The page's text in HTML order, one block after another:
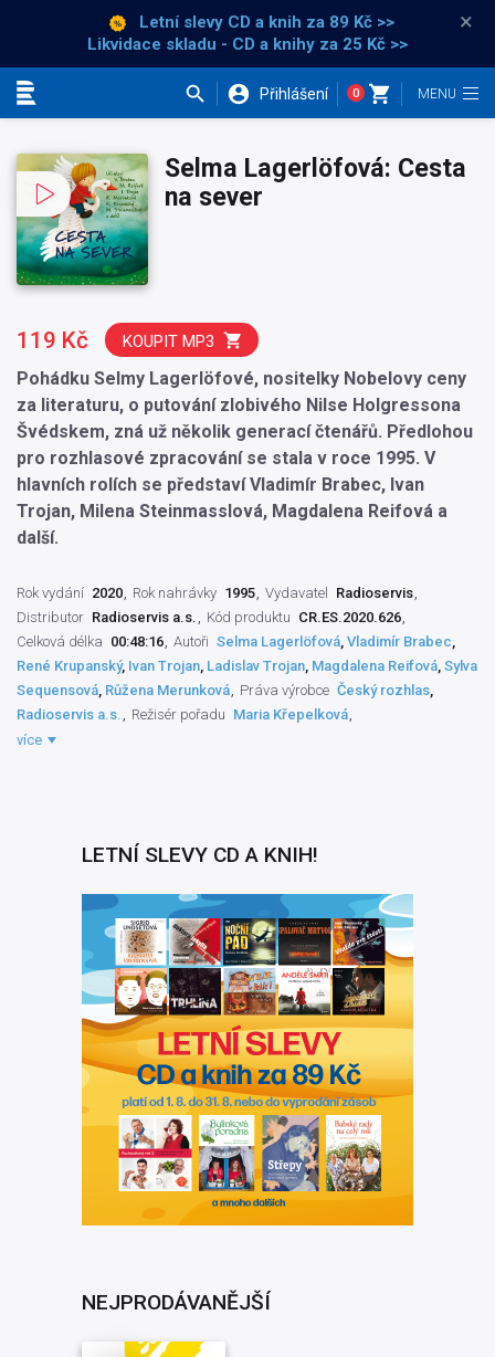
Letní slevy CD a knih za 89 Kč >>
Likvidace skladu - CD a knihy za 25 Kč >>
×
Přihlášení 0
Selma Lagerlöfová: Cesta
na sever
Pohádku Selmy Lagerlöfové, nositelky Nobelovy ceny
za literaturu, o putování zlobivého Nilse Holgressona
Švédskem, zná už několik generací čtenářů. Předlohou
pro rozhlasové zpracování se stala v roce 1995. V
hlavních rolích se představí Vladimír Brabec, Ivan
Trojan, Milena Steinmasslová, Magdalena Reifová a
další.
119 Kč KOUPIT MP3
Rok vydání 2020 Rok nahrávky 1995 Vydavatel
Radioservis
Distributor Radioservis a.s. Kód produktu CR.ES.2020.626
Celková délka 00:48:16 Autoři Selma Lagerlöfová, Vladimír Brabec,
René Krupanský, Ivan Trojan, Ladislav Trojan, Magdalena Reifová, Sylva
Sequensová, Růžena Merunková Práva výrobce Český rozhlas,
Radioservis a.s.
Režisér pořadu Maria Křepelková
Dramaturg literární
Steinmasslová, Hana Středová ,Magdalena Reifová
více
LETNÍ SLEVY CD A KNIH!
NEJPRODÁVANĚJŠÍ